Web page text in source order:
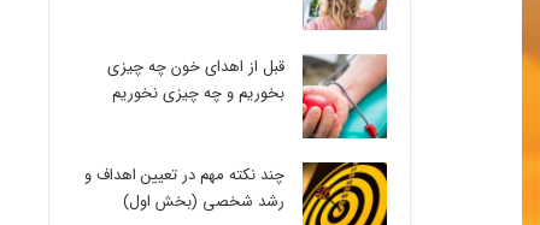
قبل از اهدای خون چه چیزی
بخوریم و چه چیزی نخوریم
چند نکته مهم در تعیین اهداف و
رشد شخصی (بخش اول)